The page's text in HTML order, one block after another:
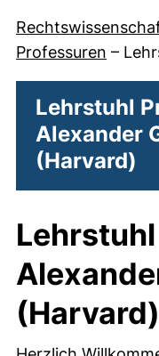
Professuren –
Lehrstuhl
Alexander
(Harvard)
Lehrstuhl
(Harvard)